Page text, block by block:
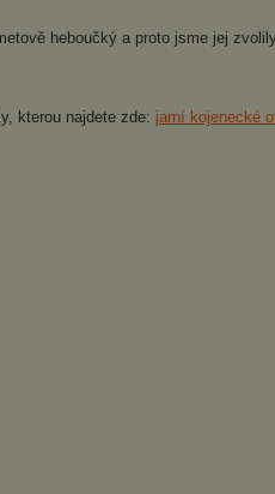
heboučký a proto jsme jej
kterou najdete zde: jarní kojenecké